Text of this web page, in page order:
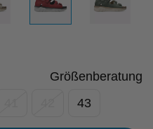
Größenberatung
43